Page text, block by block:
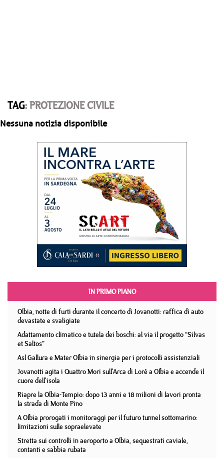
TAG: PROTEZIONE CIVILE
Nessuna notizia disponibile
IN PRIMO PIANO
Olbia, notte di furti durante il concerto di Jovanotti: raffica di auto
devastate e svaligiate
Adattamento climatico e tutela dei boschi: al via il progetto “Silvas
et Saltos”
Asl Gallura e Mater Olbia in sinergia per i protocolli assistenziali
Jovanotti agita i Quattro Mori sull'Arca di Lorè a Olbia e accende il
cuore dell'isola
Riapre la Olbia-Tempio: dopo 13 anni e 18 milioni di lavori pronta
la strada di Monte Pino
A Olbia prorogati i monitoraggi per il futuro tunnel sottomarino:
limitazioni sulle sopraelevate
Stretta sui controlli in aeroporto a Olbia, sequestrati caviale,
contanti e sabbia rubata